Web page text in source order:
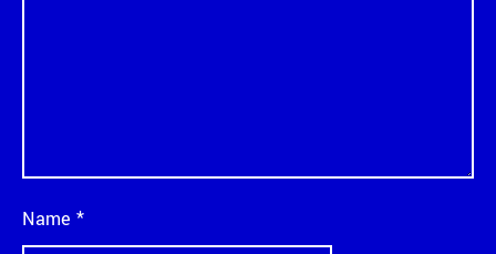
Name *